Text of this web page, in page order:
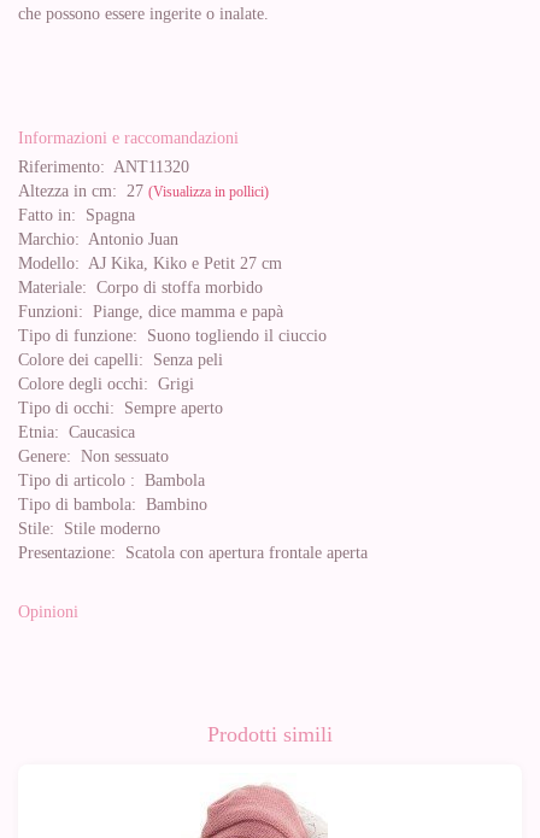
che possono essere ingerite o inalate.
Informazioni e raccomandazioni
Riferimento: ANT11320
Altezza in cm: 27 (Visualizza in pollici)
Fatto in: Spagna
Marchio: Antonio Juan
Modello: AJ Kika, Kiko e Petit 27 cm
Materiale: Corpo di stoffa morbido
Funzioni: Piange, dice mamma e papà
Tipo di funzione: Suono togliendo il ciuccio
Colore dei capelli: Senza peli
Colore degli occhi: Grigi
Tipo di occhi: Sempre aperto
Etnia: Caucasica
Genere: Non sessuato
Tipo di articolo : Bambola
Tipo di bambola: Bambino
Stile: Stile moderno
Presentazione: Scatola con apertura frontale aperta
Opinioni
Prodotti simili